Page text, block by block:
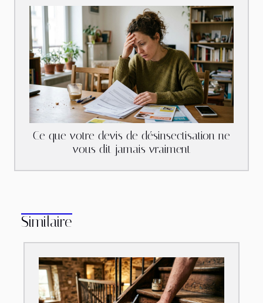
Ce que votre devis de désinsectisation ne
vous dit jamais vraiment
Similaire